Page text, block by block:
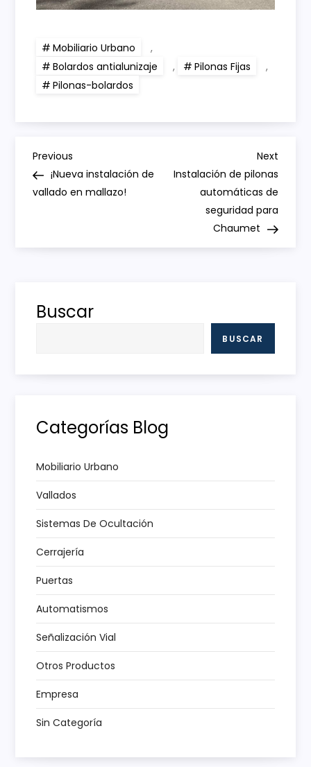
Mobiliario Urbano
,
Bolardos antialunizaje
, Pilonas Fijas
,
Pilonas-bolardos
N
a
a
ó
n
d
e
e
n
t
r
a
d
a
Previous
Post
Previous
¡Nueva instalación de
vallado en mallazo!
Next
Post
Next
Instalación de pilonas
automáticas de
seguridad para
Chaumet
Buscar
BUSCAR
Categorías Blog
Mobiliario Urbano
Vallados
Sistemas De Ocultación
Cerrajería
Puertas
Automatismos
Señalización Vial
Otros Productos
Empresa
Sin Categoría